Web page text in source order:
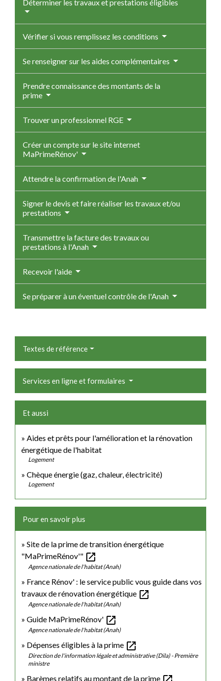
Déterminer les travaux et prestations éligibles
Vérifier si vous remplissez les conditions
Se renseigner sur les aides complémentaires
Prendre connaissance des montants de la
prime
Trouver un professionnel RGE
Créer un compte sur le site internet
MaPrimeRénov'
Attendre la confirmation de l'Anah
Signer le devis et faire réaliser les travaux et/ou
prestations
Transmettre la facture des travaux ou
prestations à l'Anah
Recevoir l'aide
Se préparer à un éventuel contrôle de l'Anah
Textes de référence
Services en ligne et formulaires
Et aussi
Aides et prêts pour l'amélioration et la rénovation
énergétique de l'habitat
Logement
Chèque énergie (gaz, chaleur, électricité)
Logement
Pour en savoir plus
Site de la prime de transition énergétique
"MaPrimeRénov'" open_in_new
Agence nationale de l'habitat (Anah)
France Rénov' : le service public vous guide dans vos
travaux de rénovation énergétique open_in_new
Agence nationale de l'habitat (Anah)
Guide MaPrimeRénov' open_in_new
Agence nationale de l'habitat (Anah)
Dépenses éligibles à la prime open_in_new
Direction de l'information légale et administrative (Dila) - Première
ministre
Barèmes relatifs au montant de la prime